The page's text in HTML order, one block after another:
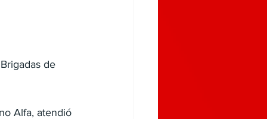
de
Alfa, atendió